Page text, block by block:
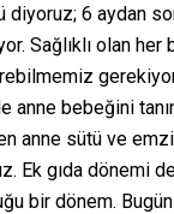
diyoruz; 6 aydan
Sağlıklı olan her
anne bebeğini
anne sütü ve
Ek gıda dönemi
bir dönem.